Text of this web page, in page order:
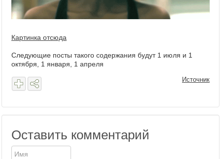
Картинка отсюда
Следующие посты такого содержания будут 1 июля и 1
октября, 1 января, 1 апреля
Источник
Оставить комментарий